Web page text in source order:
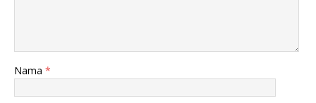
Nama *